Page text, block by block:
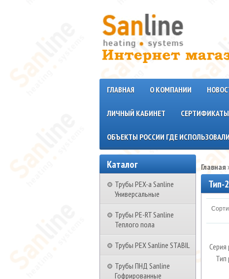
ГЛАВНАЯ О КОМПАНИИ
ЛИЧНЫЙ КАБИНЕТ СЕРТИФИКАТЫ
ОБЪЕКТЫ РОССИИ ГДЕ
Каталог
Трубы PEX-a Sanline
Универсальные
Трубы PE-RT Sanline
Теплого пола
Трубы PEX Sanline STABIL
Трубы ПНД Sanline
Гофрированные
Главная
Тип-
Серия
Тип